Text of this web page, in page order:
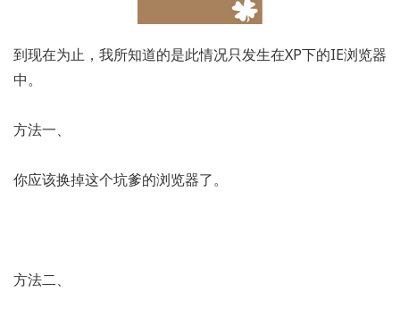
到现在为止，我所知道的是此情况只发生在XP下的IE浏览器
中。
方法一、
你应该换掉这个坑爹的浏览器了。
方法二、